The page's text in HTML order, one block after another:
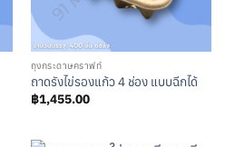
ถุงกระดาษคราฟท์
ถาดรังไข่รองแก้ว 4 ช่อง แบบฉีกได้
฿1,455.00